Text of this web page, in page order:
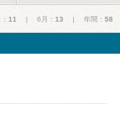
11 | 6月： 13 | 年間： 58